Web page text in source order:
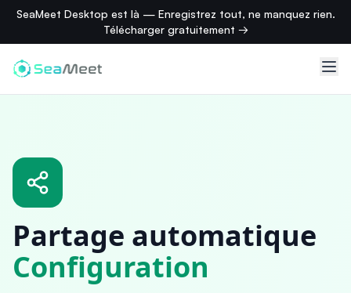
SeaMeet Desktop est là — Enregistrez tout, ne manquez rien.
Télécharger gratuitement →
Partage automatique
Configuration